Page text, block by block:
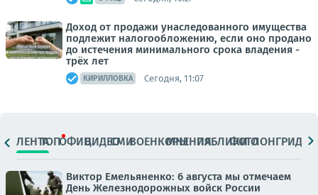
Доход от продажи унаследованного имущества
подлежит налогообложению, если оно продано
до истечения минимального срока владения -
трёх лет
КИРИЛЛОВКА Сегодня, 11:07
ЛЕНТАТОПОФИЦ.ВИДЕОСМИВОЕНКОРЫМНЕНИЯПАБЛИКИ
ФОТОЛОНГРИДЫ
Виктор Емельяненко: 6 августа мы отмечаем
День Железнодорожных войск России